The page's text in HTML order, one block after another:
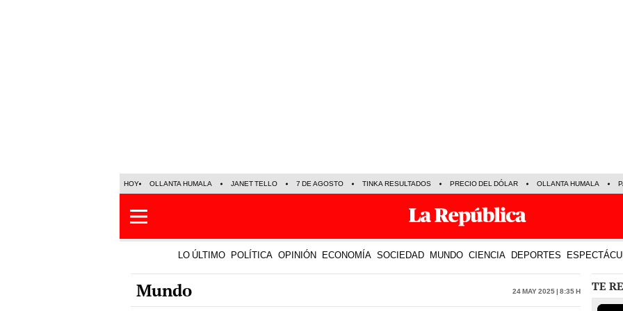
HOY OLLANTA HUMALA JANET TELLO 7 DE AGOSTO TINKA RESULTADOS PRECIO DEL DÓLAR OLLANTA HUMALA
LO ÚLTIMO POLÍTICA OPINIÓN ECONOMÍA SOCIEDAD MUNDO CIENCIA DEPORTES
Mundo 24 May 2025 | 8:35 h TE